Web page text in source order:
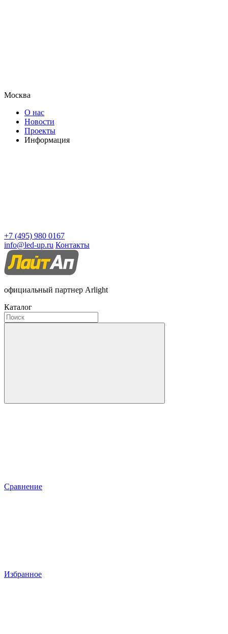
Москва
О нас
Новости
Проекты
Информация
+7 (495) 980 0167
info@led-up.ru Контакты
официальный партнер Arlight
Каталог
Сравнение
Избранное